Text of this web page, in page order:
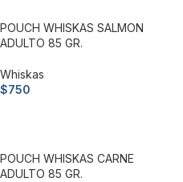
POUCH WHISKAS SALMON
ADULTO 85 GR.
Whiskas
$750
POUCH WHISKAS CARNE
ADULTO 85 GR.